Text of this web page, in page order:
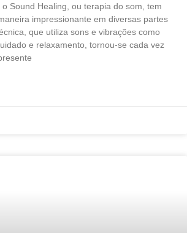
Sound Healing, ou terapia do som, tem
impressionante em diversas partes
que utiliza sons e vibrações como
e relaxamento, tornou-se cada vez